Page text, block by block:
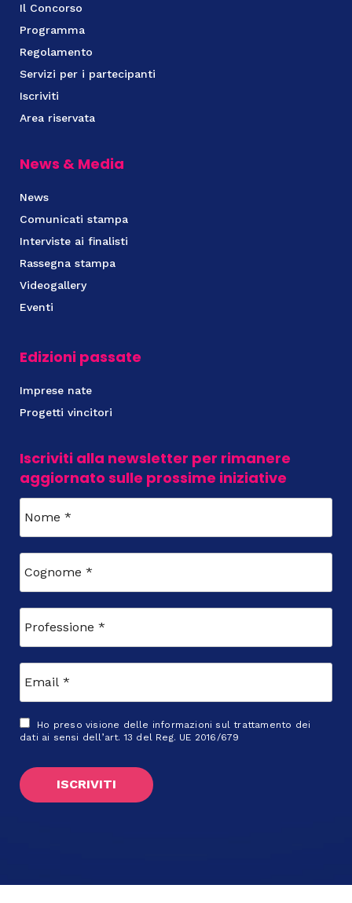
Il Concorso
Programma
Regolamento
Servizi per i partecipanti
Iscriviti
Area riservata
News & Media
News
Comunicati stampa
Interviste ai finalisti
Rassegna stampa
Videogallery
Eventi
Edizioni passate
Imprese nate
Progetti vincitori
Iscriviti alla newsletter per rimanere
aggiornato sulle prossime iniziative
Ho preso visione delle informazioni sul trattamento dei
dati ai sensi dell’art. 13 del Reg. UE 2016/679